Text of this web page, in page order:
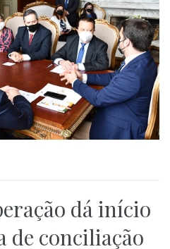
dá início
de conciliação